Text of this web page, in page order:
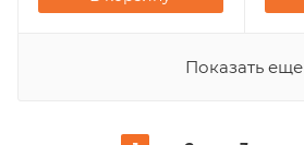
Показать еще